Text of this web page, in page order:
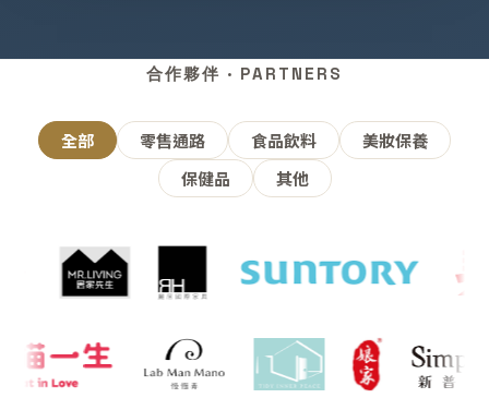
合作夥伴 · PARTNERS
全部 零售通路 食品飲料
美妝保養
保健品
其他